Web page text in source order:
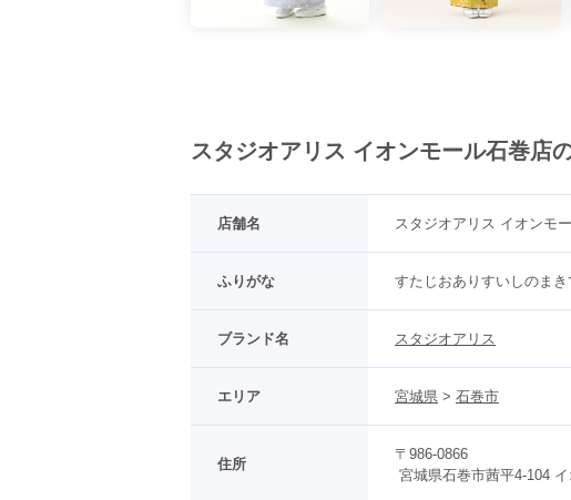
スタジオアリス イオンモール石巻店
店舗名 スタジオアリス イオンモ
ふりがな すたじおありすいしのまき
ブランド名 スタジオアリス
エリア 宮城県 > 石巻市
住所
〒986-0866
宮城県石巻市茜平4-104